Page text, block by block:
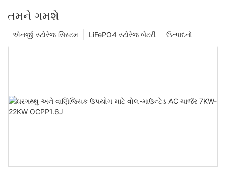
તમને ગમશે
ઉત્પાદનો
LiFePO4 સ્ટોરેજ બેટરી
એનર્જી સ્ટોરેજ સિસ્ટમ